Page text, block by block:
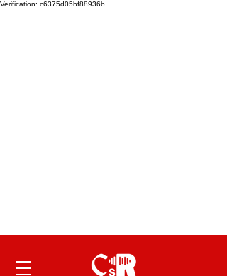
Verification: c6375d05bf88936b